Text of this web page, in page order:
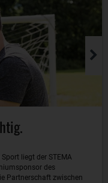
liegt der STEMA
des
Partnerschaft zwischen